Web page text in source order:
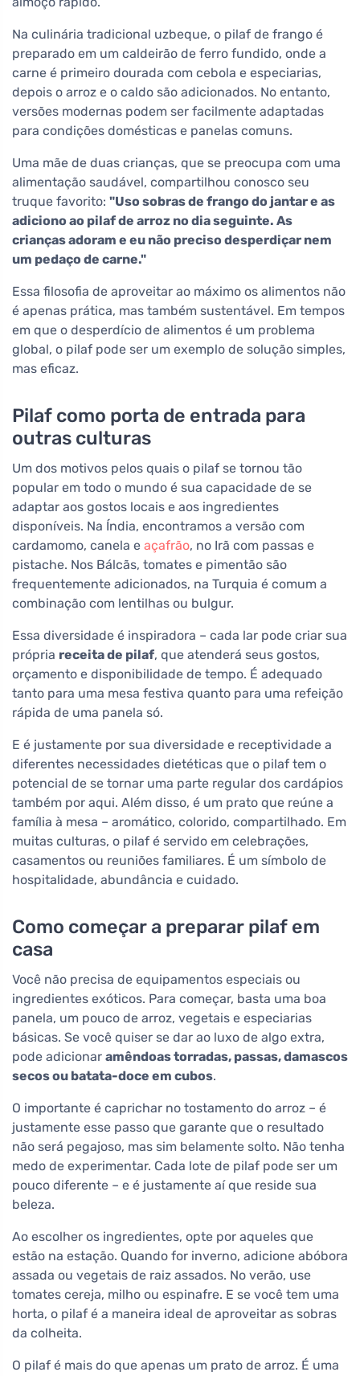
Na culinária tradicional uzbeque, o pilaf de frango é
preparado em um caldeirão de ferro fundido, onde a
carne é primeiro dourada com cebola e especiarias,
depois o arroz e o caldo são adicionados. No entanto,
versões modernas podem ser facilmente adaptadas
para condições domésticas e panelas comuns.
Uma mãe de duas crianças, que se preocupa com uma
alimentação saudável, compartilhou conosco seu
truque favorito: "Uso sobras de frango do jantar e as
adiciono ao pilaf de arroz no dia seguinte. As
crianças adoram e eu não preciso desperdiçar nem
um pedaço de carne."
Essa filosofia de aproveitar ao máximo os alimentos não
é apenas prática, mas também sustentável. Em tempos
em que o desperdício de alimentos é um problema
global, o pilaf pode ser um exemplo de solução simples,
mas eficaz.
Pilaf como porta de entrada para
outras culturas
Um dos motivos pelos quais o pilaf se tornou tão
popular em todo o mundo é sua capacidade de se
adaptar aos gostos locais e aos ingredientes
disponíveis. Na Índia, encontramos a versão com
cardamomo, canela e açafrão, no Irã com passas e
pistache. Nos Bálcãs, tomates e pimentão são
frequentemente adicionados, na Turquia é comum a
combinação com lentilhas ou bulgur.
Essa diversidade é inspiradora – cada lar pode criar sua
própria receita de pilaf, que atenderá seus gostos,
orçamento e disponibilidade de tempo. É adequado
tanto para uma mesa festiva quanto para uma refeição
rápida de uma panela só.
E é justamente por sua diversidade e receptividade a
diferentes necessidades dietéticas que o pilaf tem o
potencial de se tornar uma parte regular dos cardápios
também por aqui. Além disso, é um prato que reúne a
família à mesa – aromático, colorido, compartilhado. Em
muitas culturas, o pilaf é servido em celebrações,
casamentos ou reuniões familiares. É um símbolo de
hospitalidade, abundância e cuidado.
Como começar a preparar pilaf em
casa
Você não precisa de equipamentos especiais ou
ingredientes exóticos. Para começar, basta uma boa
panela, um pouco de arroz, vegetais e especiarias
básicas. Se você quiser se dar ao luxo de algo extra,
pode adicionar amêndoas torradas, passas, damascos
secos ou batata-doce em cubos.
O importante é caprichar no tostamento do arroz – é
justamente esse passo que garante que o resultado
não será pegajoso, mas sim belamente solto. Não tenha
medo de experimentar. Cada lote de pilaf pode ser um
pouco diferente – e é justamente aí que reside sua
beleza.
Ao escolher os ingredientes, opte por aqueles que
estão na estação. Quando for inverno, adicione abóbora
assada ou vegetais de raiz assados. No verão, use
tomates cereja, milho ou espinafre. E se você tem uma
horta, o pilaf é a maneira ideal de aproveitar as sobras
da colheita.
O pilaf é mais do que apenas um prato de arroz. É uma